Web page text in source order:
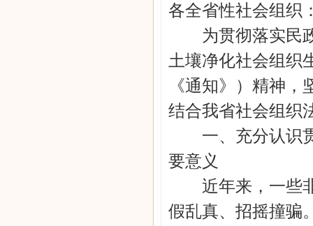
各全省性社会组织
为贯彻落实民政
土壤净化社会组织
《通知》）精神
结合我省社会组织
一、充分认识贯
要意义
近年来，一些非
假乱真、招摇撞骗